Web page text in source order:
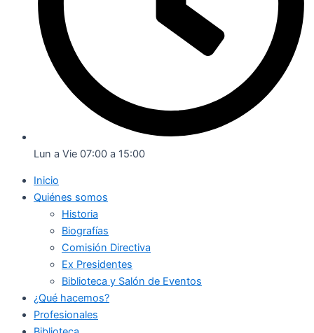
Lun a Vie 07:00 a 15:00
Inicio
Quiénes somos
Historia
Biografías
Comisión Directiva
Ex Presidentes
Biblioteca y Salón de Eventos
¿Qué hacemos?
Profesionales